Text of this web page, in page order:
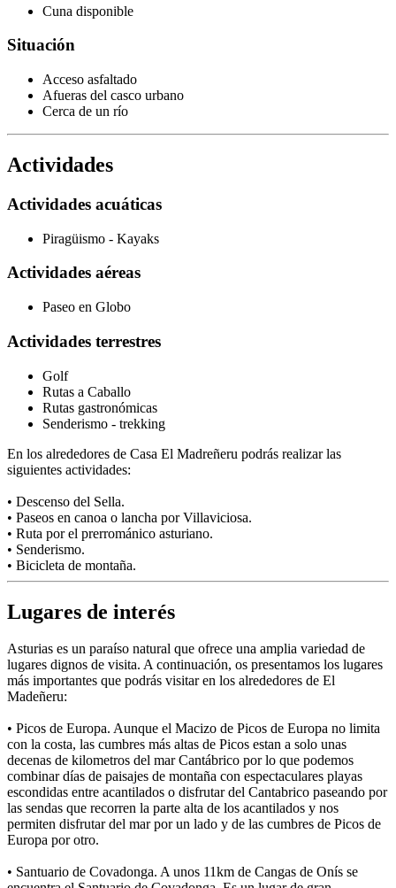
Cuna disponible
Situación
Acceso asfaltado
Afueras del casco urbano
Cerca de un río
Actividades
Actividades acuáticas
Piragüismo - Kayaks
Actividades aéreas
Paseo en Globo
Actividades terrestres
Golf
Rutas a Caballo
Rutas gastronómicas
Senderismo - trekking
En los alrededores de Casa El Madreñeru podrás realizar las
siguientes actividades:
• Descenso del Sella.
• Paseos en canoa o lancha por Villaviciosa.
• Ruta por el prerrománico asturiano.
• Senderismo.
• Bicicleta de montaña.
Lugares de interés
Asturias es un paraíso natural que ofrece una amplia variedad de
lugares dignos de visita. A continuación, os presentamos los lugares
más importantes que podrás visitar en los alrededores de El
Madeñeru:
• Picos de Europa. Aunque el Macizo de Picos de Europa no limita
con la costa, las cumbres más altas de Picos estan a solo unas
decenas de kilometros del mar Cantábrico por lo que podemos
combinar días de paisajes de montaña con espectaculares playas
escondidas entre acantilados o disfrutar del Cantabrico paseando por
las sendas que recorren la parte alta de los acantilados y nos
permiten disfrutar del mar por un lado y de las cumbres de Picos de
Europa por otro.
• Santuario de Covadonga. A unos 11km de Cangas de Onís se